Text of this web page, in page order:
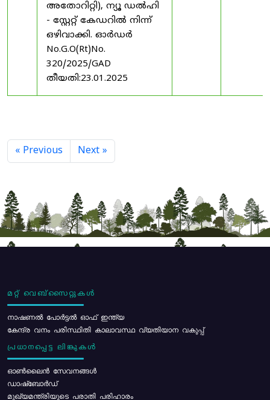
അതോറിറ്റി), ന്യൂ ഡൽഹി
- സ്റ്റേറ്റ് കേഡറിൽ നിന്ന്
ഒഴിവാക്കി. ഓർഡർ
No.G.O(Rt)No.
320/2025/GAD
തീയതി:23.01.2025
« Previous Next »
മറ്റ് വെബ്സൈറ്റുകൾ
നാഷണൽ പോർട്ടൽ ഓഫ് ഇന്ത്യ
കേന്ദ്ര വനം പരിസ്ഥിതി കാലാവസ്ഥ വ്യതിയാന വകുപ്പ്
പ്രധാനപ്പെട്ട ലിങ്കുകൾ
ഓൺലൈൻ സേവനങ്ങൾ
ഡാഷ്ബോർഡ്
മുഖ്യമന്ത്രിയുടെ പരാതി പരിഹാരം